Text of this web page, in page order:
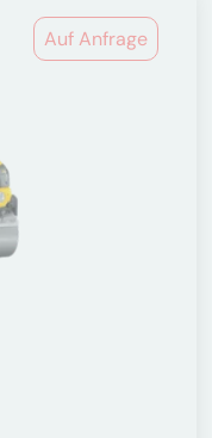
Auf Anfrage